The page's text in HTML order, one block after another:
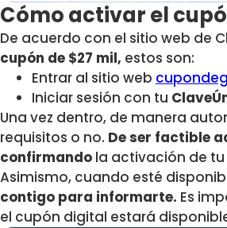
Cómo activar el
De acuerdo con el sitio web de
cupón de $27 mil, estos son:
Entrar al sitio web
Iniciar sesión con tu
Una vez dentro, de manera
requisitos o no. De ser factible
confirmando la activación de
Asimismo, cuando esté
contigo para informarte. Es
el cupón digital estará